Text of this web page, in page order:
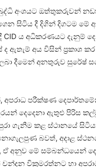
බුද්ධි අංශයට ඔත්තුකරුවන්
සිටිය දී දිගින් දිගටම
CID ය අධිකරණයට දැනුම්
ද ඇතැම් අය විසින් ප්‍රකාශ
දීමෙන් අනතුරුව සුරේෂ්
පරීක්ෂණ
දෙදෙනා ඇතුළු පිරිස
ගැනීම කළ ස්ථානයේ
බවත්, අදාළ
අනුව මේ සම්බන්ධයෙන්
වික්‍රමරත්නට හා